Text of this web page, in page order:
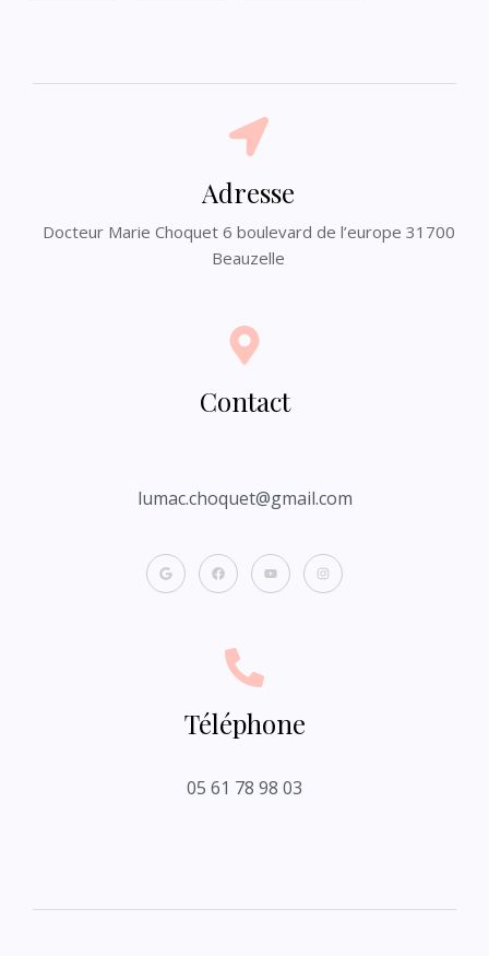
Adresse
Docteur Marie Choquet 6 boulevard de l’europe 31700
Beauzelle
Contact
lumac.choquet@gmail.com
Téléphone
05 61 78 98 03